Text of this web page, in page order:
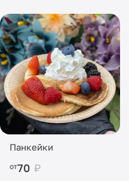
Панкейки
от70 ₽